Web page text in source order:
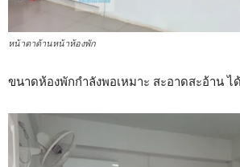
หน้าตาด้านหน้าห้องพัก
ขนาดห้องพักกำลังพอเหมาะ สะอาดสะอ้าน ไ